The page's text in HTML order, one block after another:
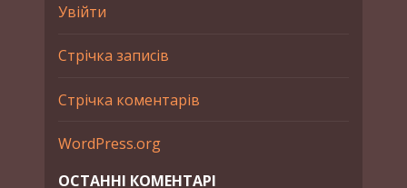
Увійти
Стрічка записів
Стрічка коментарів
WordPress.org
ОСТАННІ КОМЕНТАРІ